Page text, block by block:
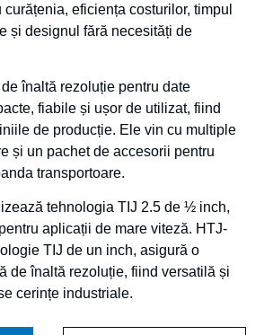
eficiența costurilor, timpul
și designul fără necesități de
înaltă rezoluție pentru date
fiabile și ușor de utilizat, fiind
de producție. Ele vin cu multiple
și un pachet de accesorii pentru
transportoare.
tehnologia TIJ 2.5 de ½ inch,
aplicații de mare viteză. HTJ-
TIJ de un inch, asigură o
de înaltă rezoluție, fiind versatilă și
cerințe industriale.